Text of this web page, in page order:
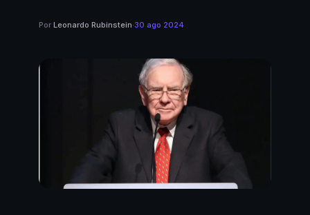
Por Leonardo Rubinstein·30 ago 2024